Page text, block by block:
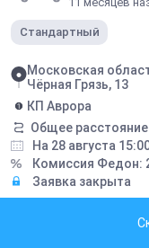
Стандартный
Московская
Чёрная Грязь, 13
КП Аврора
Общее расстояние
На 28 августа
Комиссия Федон:
Заявка закрыта